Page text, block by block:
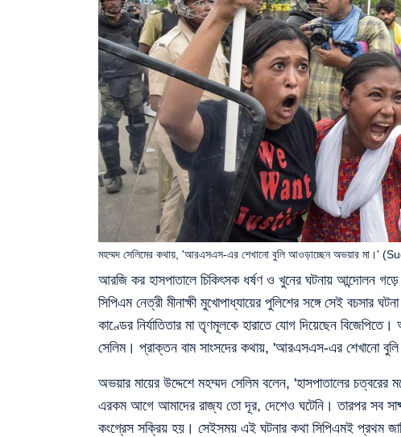
আরজি কর হাসপাতালে চিকিৎসক ধর্ষণ ও খুনের ঘটনায় আন্দোলন
সিপিএম নেত্রী মীনাক্ষী মুখোপাধ্যায়ের পুলিশের সঙ্গে সেই
কাণ্ডের নির্যাতিতার মা তৃণমূলকে হারাতে যোগ দিয়েছেন
সেলিম। প্রাক্তন বাম সাংসদের কথায়, 'আরএসএস-এর শেখানো
মহম্মদ সেলিমের কথায়, 'আরএসএস-এর শেখানো বুলি আওড়াচ্ছেন অভয়ার মা।'
অভয়ার মায়ের উদ্দেশে মহম্মদ সেলিম বলেন, 'হাসপাতালের
এরকম আগে আমাদের রাজ্য তো দূর, দেশেও ঘটেনি। তারপর সব
কংগ্রেস সক্রিয় হয়। সেইসময় এই ঘটনার কথা সিপিএমই প্রথম